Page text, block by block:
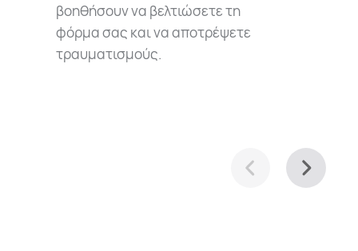
βοηθήσουν να βελτιώσετε τη
φόρμα σας και να αποτρέψετε
τραυματισμούς.